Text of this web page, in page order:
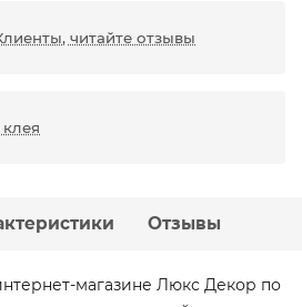
читайте отзывы
Отзывы
магазине Люкс Декор по